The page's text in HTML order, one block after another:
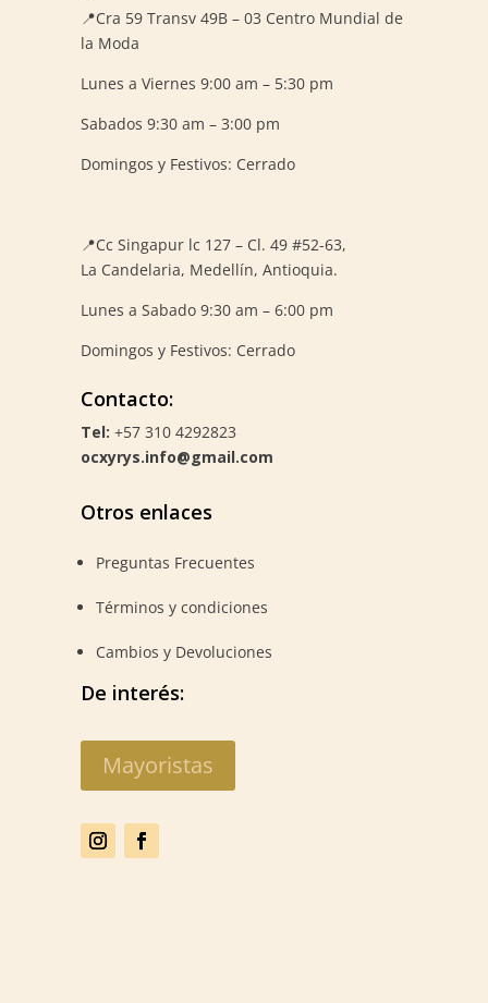
📍Cra 59 Transv 49B – 03 Centro Mundial de
la Moda
Lunes a Viernes 9:00 am – 5:30 pm
Sabados 9:30 am – 3:00 pm
Domingos y Festivos: Cerrado
📍Cc Singapur lc 127 – Cl. 49 #52-63,
La Candelaria, Medellín, Antioquia.
Lunes a Sabado 9:30 am – 6:00 pm
Domingos y Festivos: Cerrado
Contacto:
Tel: +57 310 4292823
ocxyrys.info@gmail.com
Otros enlaces
Preguntas Frecuentes
Términos y condiciones
Cambios y Devoluciones
De interés:
Mayoristas